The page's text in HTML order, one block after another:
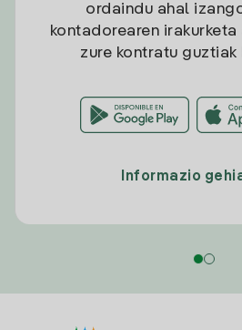
ordaindu ahal
kontadorearen
zure kontratu guztiak
Informazio